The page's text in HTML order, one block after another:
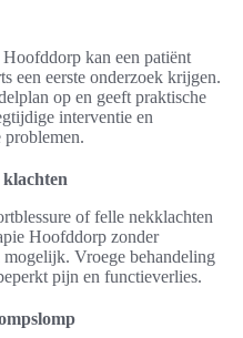
kan een patiënt
een eerste onderzoek krijgen.
op en geeft praktische
interventie en
problemen.
of felle nekklachten
Hoofddorp zonder
Vroege behandeling
pijn en functieverlies.